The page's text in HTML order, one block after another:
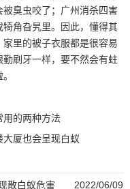
臭虫咬了；广州消杀四害
角旮旯里。因此，懂得其
里的被子衣服都是很容易
刷牙一样，要不然会有蛀
用的两种方法
厦也会呈现白蚁
2022/06/09
散白蚁危害